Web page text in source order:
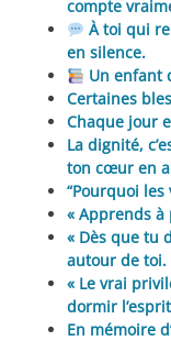
compte
À toi qui
en silence.
Un enfant
Certaines
Chaque jour
La dignité,
ton cœur en
“Pourquoi
« Apprends
« Dès que tu
autour de toi.
« Le vrai
dormir
En mémoire